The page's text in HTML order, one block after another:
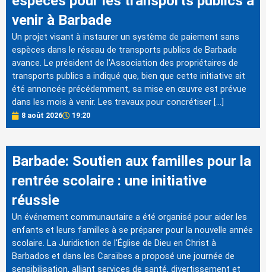
venir à Barbade
Un projet visant à instaurer un système de paiement sans
espèces dans le réseau de transports publics de Barbade
avance. Le président de l'Association des propriétaires de
transports publics a indiqué que, bien que cette initiative ait
été annoncée précédemment, sa mise en œuvre est prévue
dans les mois à venir. Les travaux pour concrétiser […]
8 août 2026 19:20
Barbade: Soutien aux familles pour la
rentrée scolaire : une initiative
réussie
Un événement communautaire a été organisé pour aider les
enfants et leurs familles à se préparer pour la nouvelle année
scolaire. La Juridiction de l'Église de Dieu en Christ à
Barbados et dans les Caraïbes a proposé une journée de
sensibilisation, alliant services de santé, divertissement et